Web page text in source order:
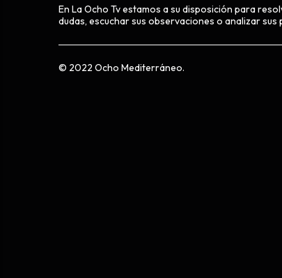
En La Ocho Tv estamos a su disposición para
dudas, escuchar sus observaciones o analizar sus
© 2022 Ocho Mediterráneo.